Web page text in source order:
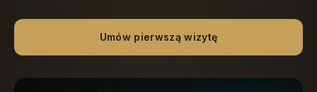
Umów pierwszą wizytę